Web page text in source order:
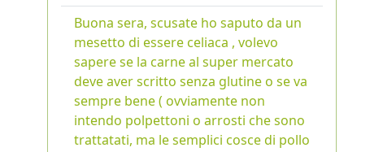
Buona sera, scusate ho saputo da un
mesetto di essere celiaca , volevo
sapere se la carne al super mercato
deve aver scritto senza glutine o se va
sempre bene ( ovviamente non
intendo polpettoni o arrosti che sono
trattatati, ma le semplici cosce di pollo